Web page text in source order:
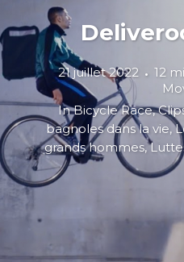
21 juillet 2022 12
InBicycle Race,
bagnoles dans la vie,
grands hommes,